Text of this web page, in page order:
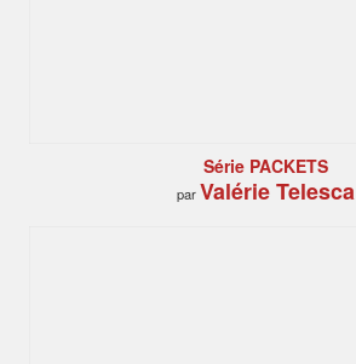
Série PACKETS
parValérie Telesca